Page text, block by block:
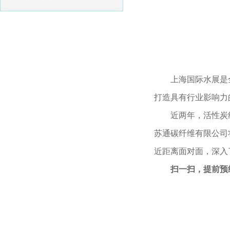
上海国际水展是全
打造具有行业影响
近两年，活性炭纤
苏通碳纤维有限公
近距离面对面，深
扫一扫，提前预